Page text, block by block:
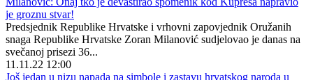
je groznu stvar!
Predsjednik Republike Hrvatske i vrhovni zapovjednik Oružanih
snaga Republike Hrvatske Zoran Milanović sudjelovao je danas na
svečanoj prisezi 36...
11.11.22 12:00
Još jedan u nizu napada na simbole i zastavu hrvatskog naroda u